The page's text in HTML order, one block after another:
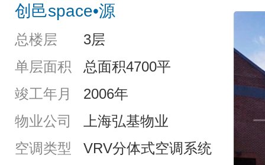
创邑space•源
总楼层
3层
单层面积
总面积4700平
竣工年月
2006年
物业公司
上海弘基物业
空调类型
VRV分体式空调系统